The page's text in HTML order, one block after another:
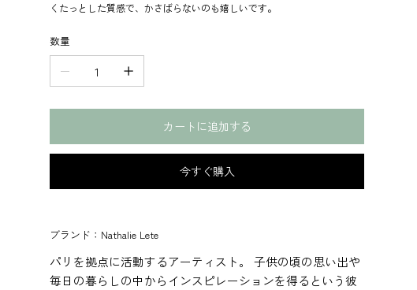
くたっとした質感で、かさばらないのも嬉しいです。
数量
カートに追加する
今すぐ購入
ブランド：Nathalie Lete
パリを拠点に活動するアーティスト。 子供の頃の思い出や
毎日の暮らしの中からインスピレーションを得るという彼